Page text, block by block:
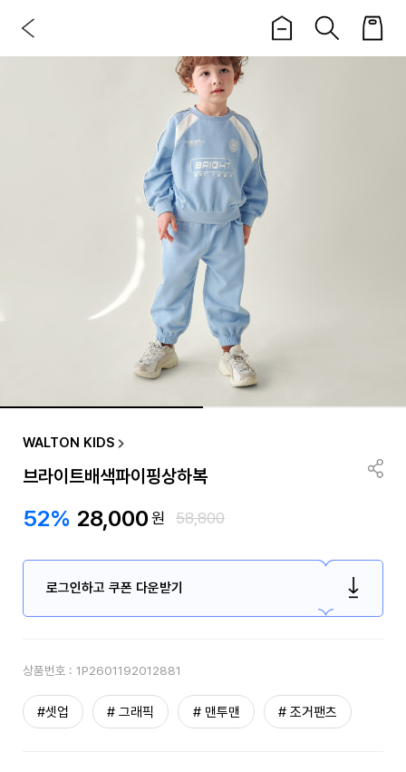
WALTON KIDS
브라이트배색파이핑상하복
52% 28,000원 58,800
로그인하고 쿠폰 다운받기
상품번호 : 1P2601192012881
#셋업 # 그래픽 # 맨투맨 # 조거팬츠